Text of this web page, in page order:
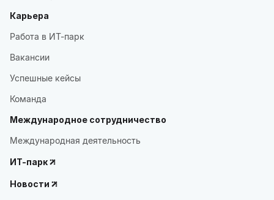
Карьера
Работа в ИТ-парк
Вакансии
Успешные кейсы
Команда
Международное сотрудничество
Международная деятельность
ИТ-парк
Новости